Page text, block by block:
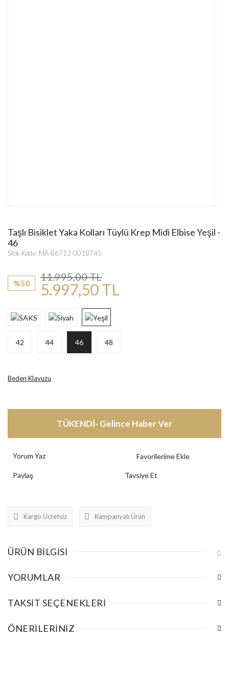
Taşlı Bisiklet Yaka Kolları Tüylü Krep Midi Elbise Yeşil -
46
Stok Kodu: MA-B6712-001B745
%50
11.995,00 TL
5.997,50 TL
42 44 46 48
Beden Klavuzu
TÜKENDİ- Gelince Haber Ver
Yorum Yaz
Paylaş Tavsiye Et
Kargo Ücretsiz Kampanyalı Ürün
ÜRÜN BILGISI
YORUMLAR
TAKSIT SEÇENEKLERI
ÖNERILERINIZ